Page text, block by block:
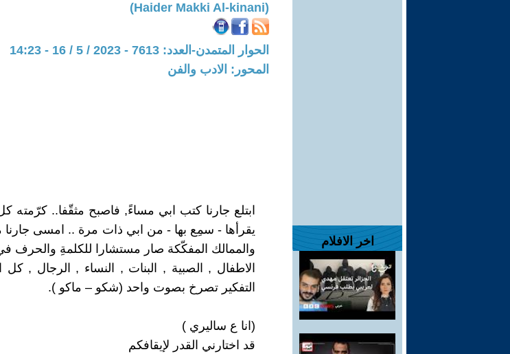
اخر الافلام
(Haider Makki Al-kinani)
الحوار المتمدن-العدد: 7613 - 2023 / 5 / 16 - 14:23
المحور: الادب والفن
ابتلع جارنا كتب ابي مساءً, فاصبح مثقّفا.. كرّمته
يقرأها - سمِع بها - من ابي ذات مرة .. امسى جارنا
والممالك المفكّكة صار مستشارا للكلمةِ والحرف
الاطفال , الصبية , البنات , النساء , الرجال , كل
التفكير تصرخ بصوت واحد (شكو – ماكو ).
(انا ع ساليري )
قد اختارني القدر لإيقافكم